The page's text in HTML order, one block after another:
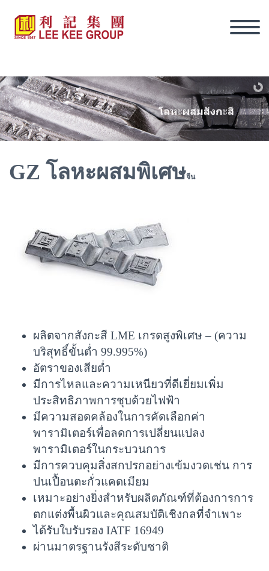
ภาษาไทย
GZ โลหะผสมพิเศษจีน
ผลิตจากสังกะสี LME เกรดสูงพิเศษ – (ความ
บริสุทธิ์ขั้นต่ำ 99.995%)
อัตราของเสียต่ำ
มีการไหลและความเหนียวที่ดีเยี่ยมเพิ่ม
ประสิทธิภาพการชุบด้วยไฟฟ้า
มีความสอดคล้องในการคัดเลือกค่า
พารามิเตอร์เพื่อลดการเปลี่ยนแปลง
พารามิเตอร์ในกระบวนการ
มีการควบคุมสิ่งสกปรกอย่างเข้มงวดเช่น การ
ปนเปื้อนตะกั่วแคดเมียม
เหมาะอย่างยิ่งสำหรับผลิตภัณฑ์ที่ต้องการการ
ตกแต่งพื้นผิวและคุณสมบัติเชิงกลที่จำเพาะ
ได้รับใบรับรอง IATF 16949
ผ่านมาตรฐานรังสีระดับชาติ